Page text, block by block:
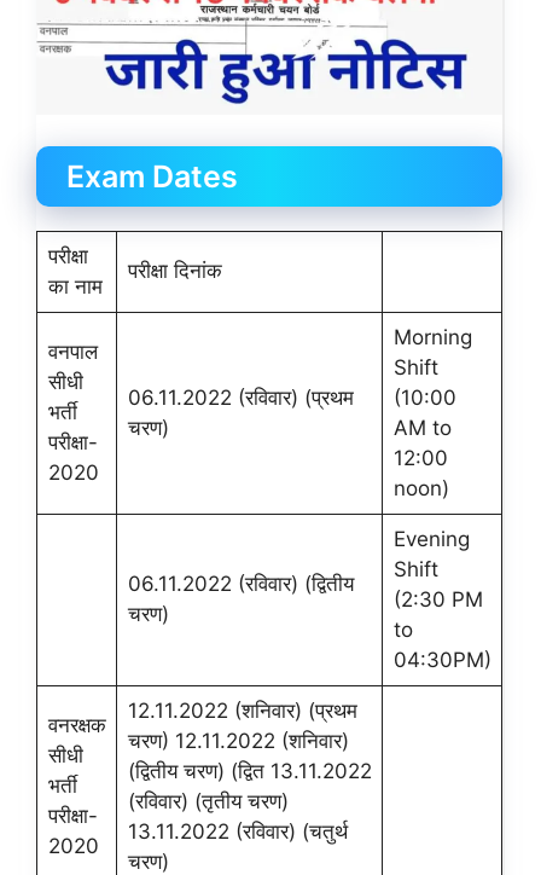
Exam Dates
परीक्षा
का नाम
परीक्षा दिनांक
वनपाल
सीधी
भर्ती
परीक्षा-
2020
06.11.2022 (रविवार) (प्रथम
चरण)
Morning
Shift
(10:00
AM to
12:00
noon)
06.11.2022 (रविवार) (द्वितीय
चरण)
Evening
Shift
(2:30 PM
to
04:30PM)
वनरक्षक
सीधी
भर्ती
परीक्षा-
2020
12.11.2022 (शनिवार) (प्रथम
चरण) 12.11.2022 (शनिवार)
(द्वितीय चरण) (द्वित 13.11.2022
(रविवार) (तृतीय चरण)
13.11.2022 (रविवार) (चतुर्थ
चरण)